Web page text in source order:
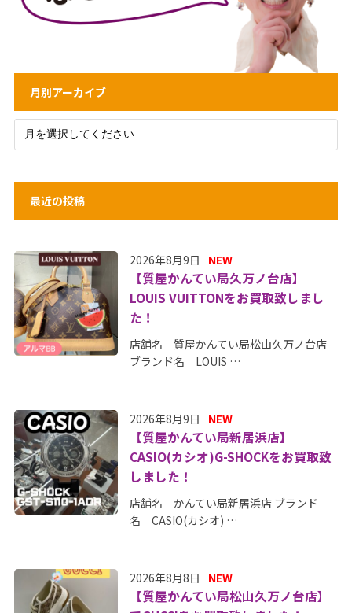
月別アーカイブ
最近の投稿
2026年8月9日 NEW
【質屋かんてい局久万ノ台店】
LOUIS VUITTONをお買取致しまし
た！
店舗名 質屋かんてい局松山久万ノ台店
ブランド名 LOUIS …
2026年8月9日 NEW
【質屋かんてい局新居浜店】
CASIO(カシオ)G-SHOCKをお買取致
しました！
店舗名 かんてい局新居浜店 ブランド
名 CASIO(カシオ) …
2026年8月8日 NEW
【質屋かんてい局松山久万ノ台店】